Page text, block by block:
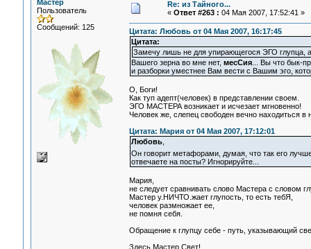
Мастер
Пользователь
Сообщений: 125
Re: из Тайного...
« Ответ #263 : 04 Мая 2007, 17:52:41 »
Цитата: Любовь от 04 Мая 2007, 16:17:45
Цитата:
Замечу лишь не для упирающегося ЭГО глупца,
Вашего зерна во мне нет, месСия... Вы что бык-
и разборки уместнее Вам вести с Вашим эго,
О, Боги!
Как туп адепт(человек) в представлении своем.
ЭГО МАСТЕРА возникает и исчезает мгновенно!
Человек же, слепец свободен вечно находиться в
Цитата: Мария от 04 Мая 2007, 17:12:01
Любовь,
Он говорит метафорами, думая, что так его
отвечаете на посты? Игнорируйте...
Мария,
не следует сравнивать слово Мастера с словом
Мастер у.НИЧТО.жает глупость, то есть тебЯ,
человек размножает ее,
не помня себя.
Обращение к глупцу себе - путь, указывающий
Здесь Мастер Свет!